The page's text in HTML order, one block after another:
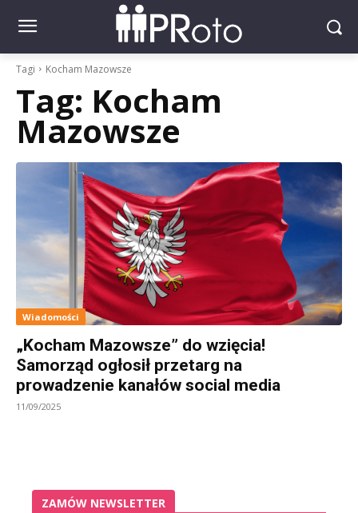
Tagi Kocham Mazowsze
Tag: Kocham
Mazowsze
Wiadomości
„Kocham Mazowsze” do wzięcia!
Samorząd ogłosił przetarg na
prowadzenie kanałów social media
11/09/2025
ZAMÓW NEWSLETTER